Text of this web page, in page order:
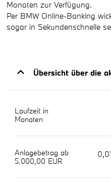
Monaten zur Verfügung.
Per BMW Online-Banking
sogar in Sekundenschnelle
Übersicht über die
Laufzeit in
Monaten
Anlagebetrag ab
5.000,00 EUR